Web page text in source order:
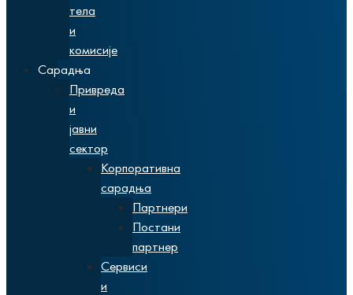
тела
и
комисије
Сарадња
Привреда
и
јавни
сектор
Корпоративна
сарадња
Партнери
Постани
партнер
Сервиси
и